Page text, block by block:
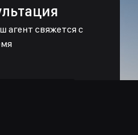
агент свяжется с